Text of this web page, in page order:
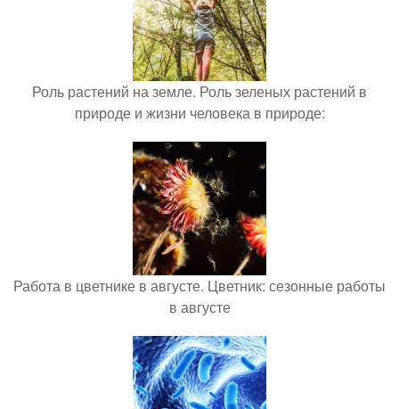
Роль растений на земле. Роль зеленых растений в
природе и жизни человека в природе:
Работа в цветнике в августе. Цветник: сезонные работы
в августе